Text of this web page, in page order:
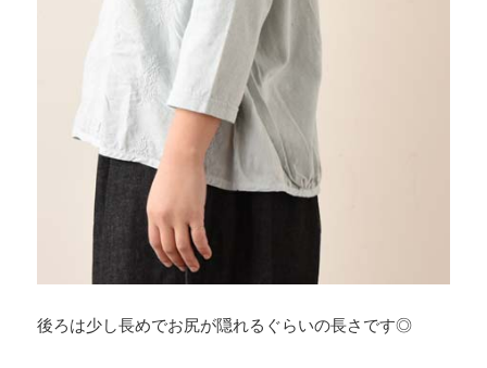
後ろは少し長めでお尻が隠れるぐらいの長さです◎